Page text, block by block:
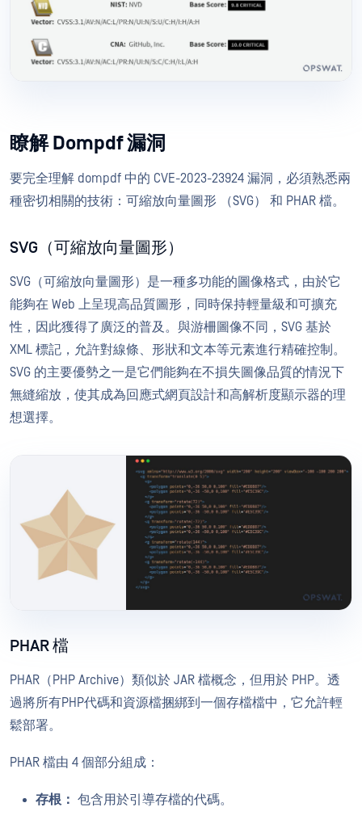
瞭解 Dompdf 漏洞
要完全理解 dompdf 中的 CVE-2023-23924 漏洞，必須熟悉兩
種密切相關的技術：可縮放向量圖形 （SVG） 和 PHAR 檔。
SVG（可縮放向量圖形）
SVG（可縮放向量圖形）是一種多功能的圖像格式，由於它
能夠在 Web 上呈現高品質圖形，同時保持輕量級和可擴充
性，因此獲得了廣泛的普及。與游柵圖像不同，SVG 基於
XML 標記，允許對線條、形狀和文本等元素進行精確控制。
SVG 的主要優勢之一是它們能夠在不損失圖像品質的情況下
無縫縮放，使其成為回應式網頁設計和高解析度顯示器的理
想選擇。
PHAR 檔
PHAR（PHP Archive）類似於 JAR 檔概念，但用於 PHP。透
過將所有PHP代碼和資源檔捆綁到一個存檔檔中，它允許輕
鬆部署。
PHAR 檔由 4 個部分組成：
存根： 包含用於引導存檔的代碼。